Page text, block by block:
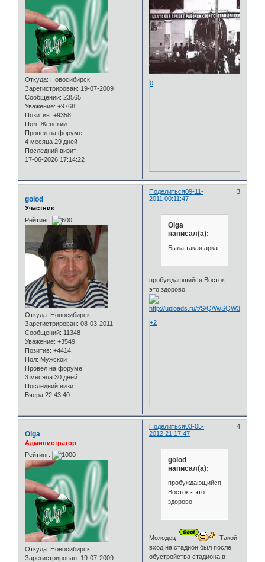
Откуда: Новосибирск
Зарегистрирован: 19-07-2009
Сообщений: 23565
Уважение: +9768
Позитив: +9358
Пол: Женский
Провел на форуме:
4 месяца 29 дней
Последний визит:
17-06-2026 17:14:22
0
Поделиться 3
09-11-
2011 00:11:47
golod
Участник
Рейтинг:
Откуда: Новосибирск
Зарегистрирован: 08-03-2011
Сообщений: 11348
Уважение: +3549
Позитив: +4414
Пол: Мужской
Провел на форуме:
3 месяца 30 дней
Последний визит:
Вчера 22:43:40
Olga
написал(а):
Была такая арка.
пробуждающийся Восток -
это здорово.
+2
Поделиться 4
03-05-
2012 21:17:47
Olga
Администратор
Рейтинг:
Откуда: Новосибирск
Зарегистрирован: 19-07-2009
golod
написал(а):
пробуждающийся
Восток - это
здорово.
Молодец
Такой
вход на стадион был после
обустройства стадиона в